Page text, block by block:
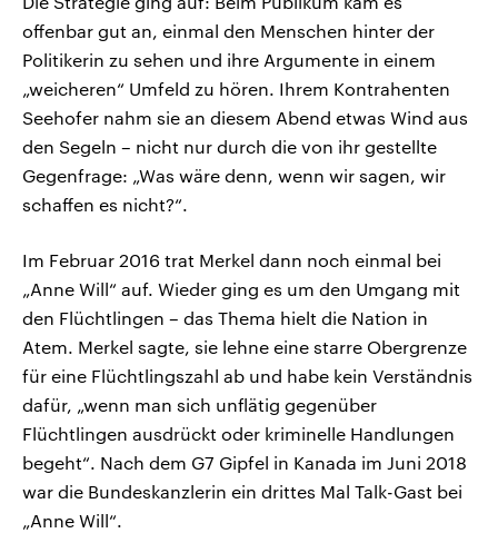
offenbar gut an, einmal den Menschen hinter der
Politikerin zu sehen und ihre Argumente in einem
„weicheren“ Umfeld zu hören. Ihrem Kontrahenten
Seehofer nahm sie an diesem Abend etwas Wind aus
den Segeln – nicht nur durch die von ihr gestellte
Gegenfrage: „Was wäre denn, wenn wir sagen, wir
schaffen es nicht?“.
Im Februar 2016 trat Merkel dann noch einmal bei
„Anne Will“ auf. Wieder ging es um den Umgang mit
den Flüchtlingen – das Thema hielt die Nation in
Atem. Merkel sagte, sie lehne eine starre Obergrenze
für eine Flüchtlingszahl ab und habe kein Verständnis
dafür, „wenn man sich unflätig gegenüber
Flüchtlingen ausdrückt oder kriminelle Handlungen
begeht“. Nach dem G7 Gipfel in Kanada im Juni 2018
war die Bundeskanzlerin ein drittes Mal Talk-Gast bei
„Anne Will“.